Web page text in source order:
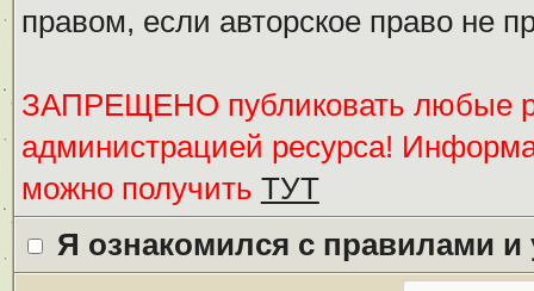
правом, если авторское право не
ЗАПРЕЩЕНО публиковать любые
администрацией ресурса!
можно получить ТУТ
Я ознакомился с правилами